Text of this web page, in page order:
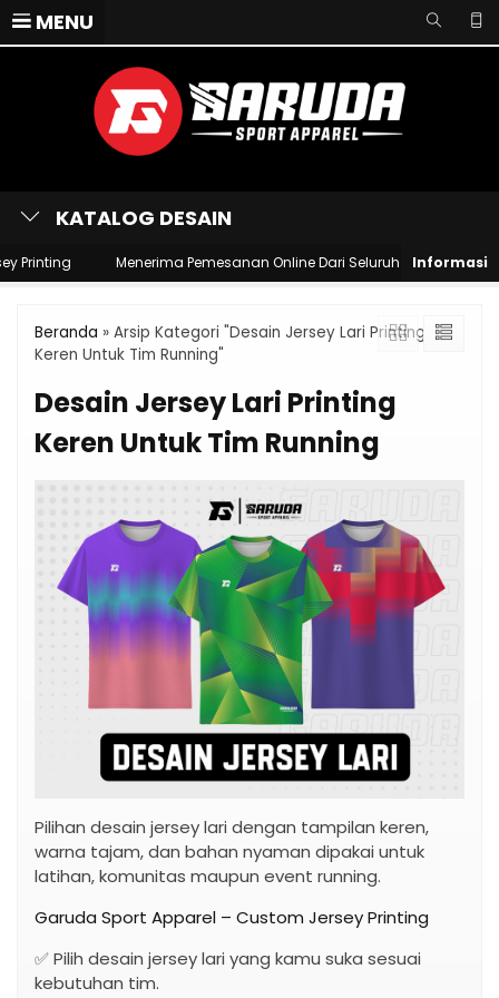
MENU
KATALOG DESAIN
Printing Menerima Pemesanan Online Dari Seluruh Wilayah
Beranda » Arsip Kategori "Desain Jersey Lari Printing
Keren Untuk Tim Running"
Desain Jersey Lari Printing
Keren Untuk Tim Running
Pilihan desain jersey lari dengan tampilan keren,
warna tajam, dan bahan nyaman dipakai untuk
latihan, komunitas maupun event running.
Garuda Sport Apparel – Custom Jersey Printing
✅ Pilih desain jersey lari yang kamu suka sesuai
kebutuhan tim.